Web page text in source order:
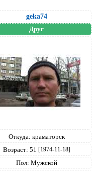
geka74
Друг
Откуда: краматорск
Возраст: 51 [1974-11-18]
Пол: Мужской